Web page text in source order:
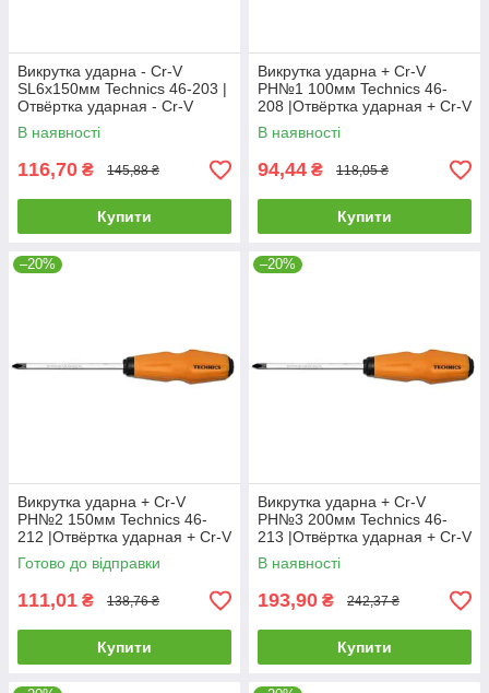
Викрутка ударна - Cr-V
SL6х150мм Technics 46-203 |
Отвёртка ударная - Cr-V
SL6х150мм Technics
В наявності
116,70 ₴ 145,88 ₴
Купити
Викрутка ударна + Cr-V
PH№1 100мм Technics 46-
208 |Отвёртка ударная + Cr-V
PH№1 100мм Technics
В наявності
94,44 ₴ 118,05 ₴
Купити
–20%
Викрутка ударна + Cr-V
PH№2 150мм Technics 46-
212 |Отвёртка ударная + Cr-V
PH№2 150мм Technics
Готово до відправки
111,01 ₴ 138,76 ₴
Купити
–20%
Викрутка ударна + Cr-V
PH№3 200мм Technics 46-
213 |Отвёртка ударная + Cr-V
PH№3 200мм Technics
В наявності
193,90 ₴ 242,37 ₴
Купити